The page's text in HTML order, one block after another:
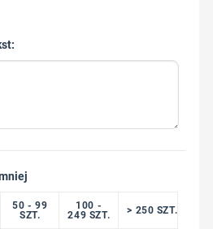
50 - 99
SZT.
100 -
249 SZT.
> 250 SZT.